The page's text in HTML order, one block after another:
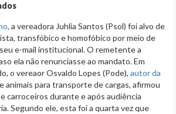
, a vereadora Juhlia Santos (Psol) foi alvo de
transfóbico e homofóbico por meio de
e-mail institucional. O remetente a
ela não renunciasse ao mandato. Em
o vereaor Osvaldo Lopes (Pode), autor da
animais para transporte de cargas, afirmou
carroceiros durante e após audiência
Segundo ele, esta foi a quarta vez que